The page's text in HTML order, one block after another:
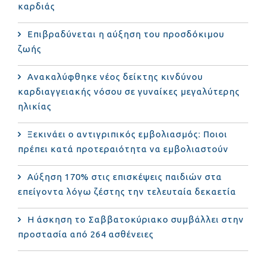
καρδιάς
Επιβραδύνεται η αύξηση του προσδόκιμου
ζωής
Ανακαλύφθηκε νέος δείκτης κινδύνου
καρδιαγγειακής νόσου σε γυναίκες μεγαλύτερης
ηλικίας
Ξεκινάει ο αντιγριπικός εμβολιασμός: Ποιοι
πρέπει κατά προτεραιότητα να εμβολιαστούν
Αύξηση 170% στις επισκέψεις παιδιών στα
επείγοντα λόγω ζέστης την τελευταία δεκαετία
Η άσκηση το Σαββατοκύριακο συμβάλλει στην
προστασία από 264 ασθένειες